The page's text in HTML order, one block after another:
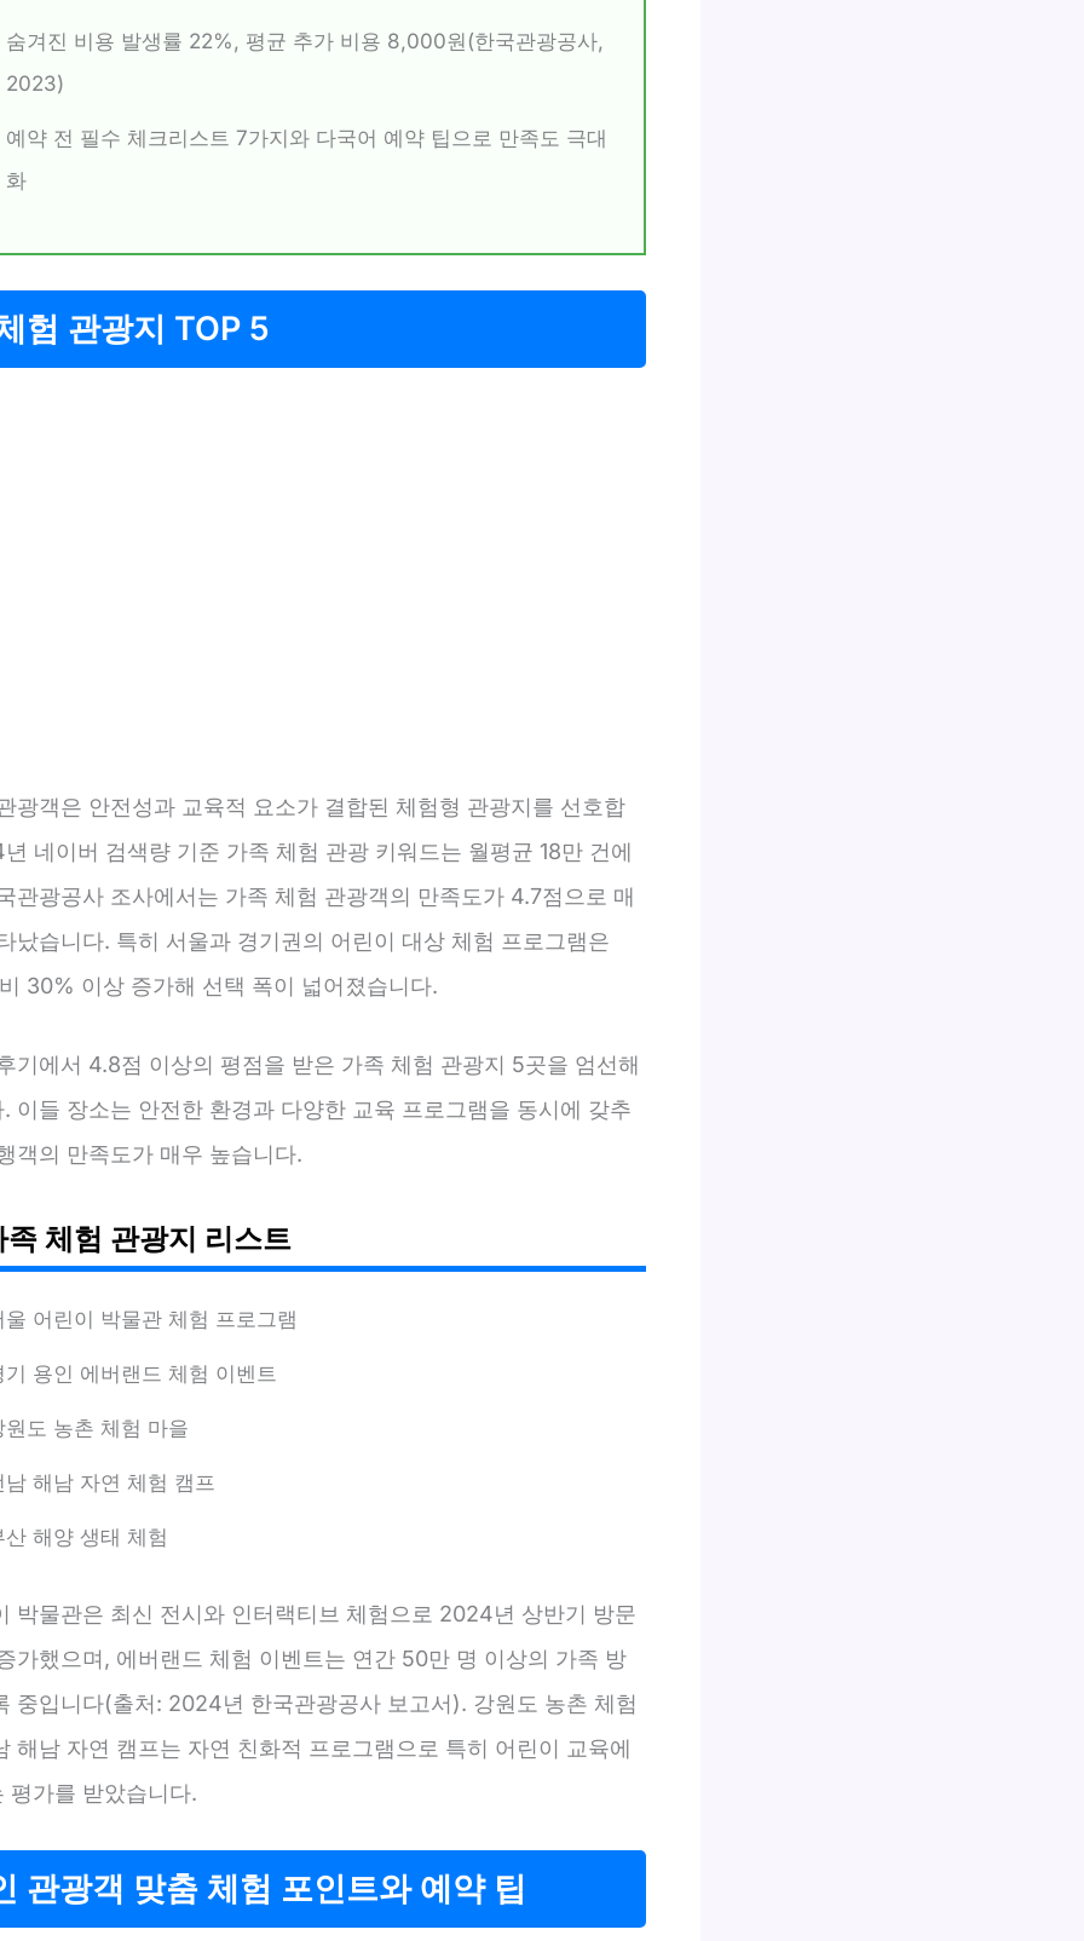
숨겨진 비용 발생률 22%, 평균 추가 비용 8,000원(한국관광공사,
2023)
예약 전 필수 체크리스트 7가지와 다국어 예약 팁으로 만족도 극대
화
험 관광지 TOP 5
광객은 안전성과 교육적 요소가 결합된 체험형 관광지를 선호합
네이버 검색량 기준 가족 체험 관광 키워드는 월평균 18만 건에
관광공사 조사에서는 가족 체험 관광객의 만족도가 4.7점으로 매
났습니다. 특히 서울과 경기권의 어린이 대상 체험 프로그램은
30% 이상 증가해 선택 폭이 넓어졌습니다.
기에서 4.8점 이상의 평점을 받은 가족 체험 관광지 5곳을 엄선해
이들 장소는 안전한 환경과 다양한 교육 프로그램을 동시에 갖추
객의 만족도가 매우 높습니다.
족 체험 관광지 리스트
울 어린이 박물관 체험 프로그램
기 용인 에버랜드 체험 이벤트
원도 농촌 체험 마을
남 해남 자연 체험 캠프
산 해양 생태 체험
박물관은 최신 전시와 인터랙티브 체험으로 2024년 상반기 방문
가했으며, 에버랜드 체험 이벤트는 연간 50만 명 이상의 가족 방
중입니다(출처: 2024년 한국관광공사 보고서). 강원도 농촌 체험
해남 자연 캠프는 자연 친화적 프로그램으로 특히 어린이 교육에
평가를 받았습니다.
관광객 맞춤 체험 포인트와 예약 팁